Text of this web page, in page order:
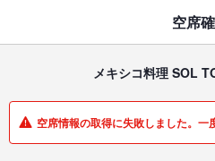
はじめてのアプリ予約で最大
一覧
空席
メキシコ料理 SOL
空席情報の取得に失敗しました。一